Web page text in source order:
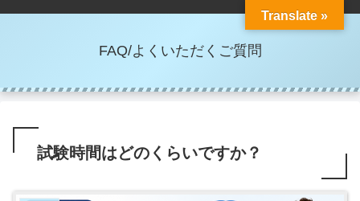
FAQ/よくいただくご質問
試験時間はどのくらいですか？
Translate »